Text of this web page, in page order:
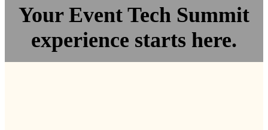
Your Event Tech Summit
experience starts here.